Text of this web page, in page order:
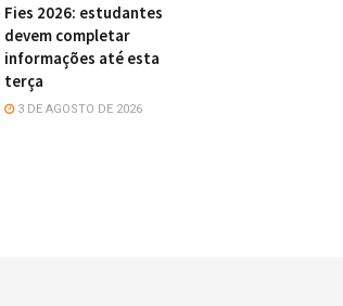
Fies 2026: estudantes
devem completar
informações até esta
terça
3 DE AGOSTO DE 2026